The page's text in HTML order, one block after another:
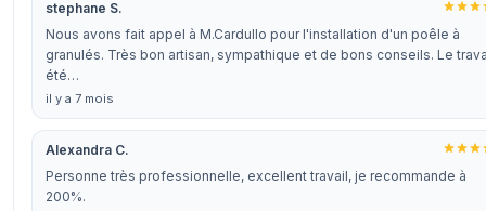
stephane S.
Nous avons fait appel à M.Cardullo pour l'installation d'un poêle à
granulés. Très bon artisan, sympathique et de bons conseils. Le
été…
il y a 7 mois
Alexandra C.
Personne très professionnelle, excellent travail, je recommande à
200%.